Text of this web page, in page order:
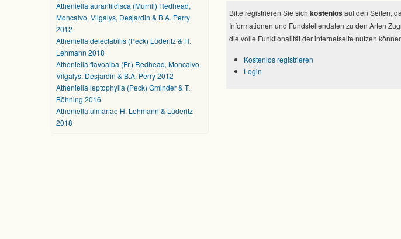
Atheniella aurantiidisca (Murrill) Redhead,
Moncalvo, Vilgalys, Desjardin & B.A. Perry
2012
Atheniella delectabilis (Peck) Lüderitz & H.
Lehmann 2018
Atheniella flavoalba (Fr.) Redhead, Moncalvo,
Vilgalys, Desjardin & B.A. Perry 2012
Atheniella leptophylla (Peck) Gminder & T.
Böhning 2016
Atheniella ulmariae H. Lehmann & Lüderitz
2018
Bitte registrieren Sie sich kostenlos auf den Seiten,
Informationen und Fundstellendaten zu den Arten
die volle Funktionalität der internetseite nutzen
Kostenlos registrieren
Login